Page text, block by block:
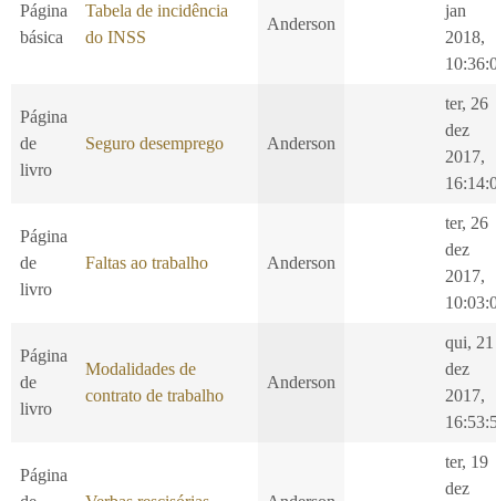
Página
básica
Tabela de incidência
do INSS
Anderson
jan
2018,
Página
de
livro
Seguro desemprego Anderson
ter, 26
dez
2017,
Página
de
livro
Faltas ao trabalho Anderson
ter, 26
dez
2017,
Página
de
livro
Modalidades de
contrato de trabalho
Anderson
qui, 21
dez
2017,
Página
ter, 19
dez